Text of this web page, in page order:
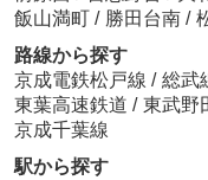
飯山満町 / 勝田台南 /
路線から探す
京成電鉄松戸線 / 総武
東葉高速鉄道 / 東武野
京成千葉線
駅から探す